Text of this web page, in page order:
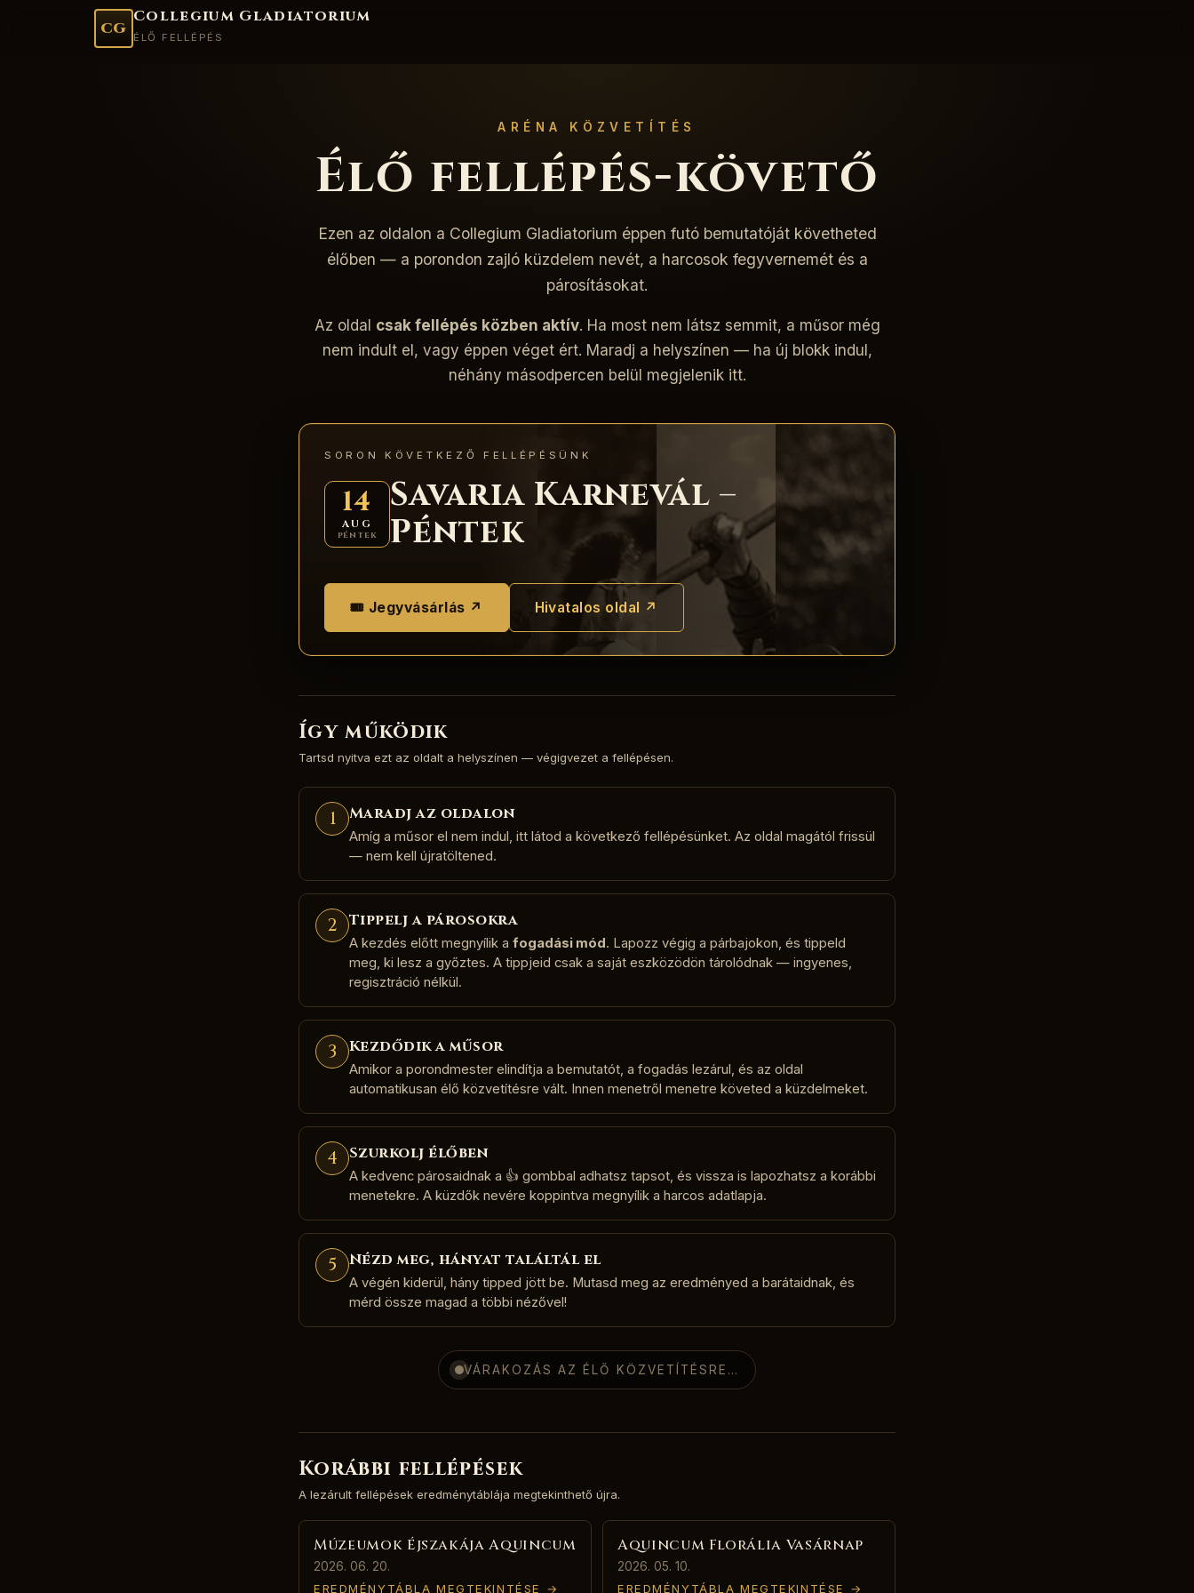
CG
Collegium Gladiatorium
ÉLŐ FELLÉPÉS
ARÉNA KÖZVETÍTÉS
Élő fellépés-követő
Ezen az oldalon a Collegium Gladiatorium éppen futó bemutatóját követheted
élőben — a porondon zajló küzdelem nevét, a harcosok fegyvernemét és a
párosításokat.
Az oldal csak fellépés közben aktív. Ha most nem látsz semmit, a műsor még
nem indult el, vagy éppen véget ért. Maradj a helyszínen — ha új blokk indul,
néhány másodpercen belül megjelenik itt.
SORON KÖVETKEZŐ FELLÉPÉSÜNK
14
AUG
péntek
Savaria Karnevál –
Péntek
🎟 Jegyvásárlás ↗ Hivatalos oldal ↗
Így működik
Tartsd nyitva ezt az oldalt a helyszínen — végigvezet a fellépésen.
1 Maradj az oldalon
Amíg a műsor el nem indul, itt látod a következő fellépésünket. Az oldal magától frissül
— nem kell újratöltened.
2 Tippelj a párosokra
A kezdés előtt megnyílik a fogadási mód. Lapozz végig a párbajokon, és tippeld
meg, ki lesz a győztes. A tippjeid csak a saját eszközödön tárolódnak — ingyenes,
regisztráció nélkül.
3 Kezdődik a műsor
Amikor a porondmester elindítja a bemutatót, a fogadás lezárul, és az oldal
automatikusan élő közvetítésre vált. Innen menetről menetre követed a küzdelmeket.
4 Szurkolj élőben
A kedvenc párosaidnak a 👍 gombbal adhatsz tapsot, és vissza is lapozhatsz a korábbi
menetekre. A küzdők nevére koppintva megnyílik a harcos adatlapja.
5 Nézd meg, hányat találtál el
A végén kiderül, hány tipped jött be. Mutasd meg az eredményed a barátaidnak, és
mérd össze magad a többi nézővel!
VÁRAKOZÁS AZ ÉLŐ KÖZVETÍTÉSRE…
Korábbi fellépések
A lezárult fellépések eredménytáblája megtekinthető újra.
Múzeumok Éjszakája Aquincum
2026. 06. 20.
EREDMÉNYTÁBLA MEGTEKINTÉSE →
Aquincum Florália Vasárnap
2026. 05. 10.
EREDMÉNYTÁBLA MEGTEKINTÉSE →